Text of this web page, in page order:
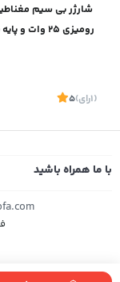
شارژر بی سیم
رومیزی 25 وات
Charger 25W BS-
(1 رای)
5
با ما همراه باشید